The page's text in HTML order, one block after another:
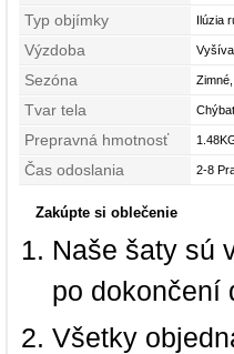
Typ objímky Ilúzia
Výzdoba
Sezóna
Tvar tela
Prepravná hmotnosť
Čas odoslania 2-8
Zakúpte si oblečenie
Naše šaty sú
po dokončení
Všetky